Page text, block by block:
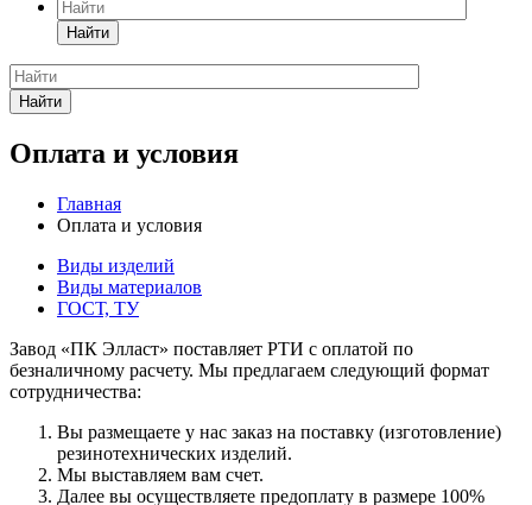
Найти
Найти
Оплата и условия
Главная
Оплата и условия
Виды изделий
Виды материалов
ГОСТ, ТУ
Завод «ПК Элласт» поставляет РТИ с оплатой по
безналичному расчету. Мы предлагаем следующий формат
сотрудничества:
Вы размещаете у нас заказ на поставку (изготовление)
резинотехнических изделий.
Мы выставляем вам счет.
Далее вы осуществляете предоплату в размере 100%